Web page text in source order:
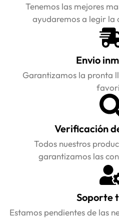
Tenemos las mejores
ayudaremos a legir la
Envio
Garantizamos la pronta
Verificación
Todos nuestros
garantizamos las
Soporte
Estamos pendientes de las